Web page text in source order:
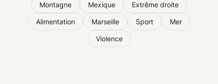
Montagne Mexique Extrême droite
Alimentation Marseille Sport Mer
Violence